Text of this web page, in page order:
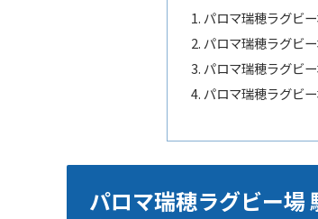
パロマ瑞穂ラグビ
パロマ瑞穂ラグビ
パロマ瑞穂ラグビ
パロマ瑞穂ラグビ
パロマ瑞穂ラグビー